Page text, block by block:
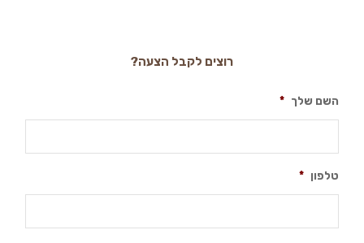
רוצים לקבל הצעה?
השם שלך *
טלפון *